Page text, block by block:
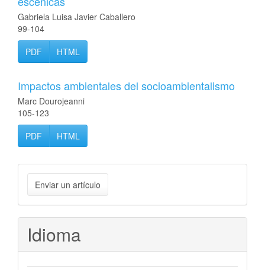
Gabriela Luisa Javier Caballero
99-104
PDF
HTML
Impactos ambientales del socioambientalismo
Marc Dourojeanni
105-123
PDF
HTML
Enviar
un
artículo
Enviar un artículo
Idioma